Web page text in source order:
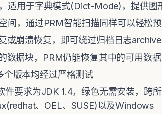
适用于字典模式(Dict-Mode)，提供图
间，通过PRM智能扫描同样可以轻松
或崩溃恢复，即可绕过归档日志
数据块，PRM仍能恢复其中的可用数据
个版本均经过严格测试
要求为JDK 1.4，绿色无需安装，跨
、OEL、SUSE)以及Windows